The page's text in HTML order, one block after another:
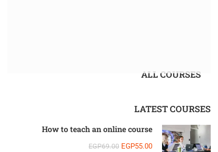
ALL COURSES
LATEST COURSES
How to teach an online course
EGP69.00 EGP55.00